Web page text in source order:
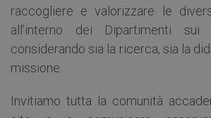
raccogliere e valorizzare le
all’interno dei Dipartimenti sui
considerando sia la ricerca, sia la
missione.
Invitiamo tutta la comunità